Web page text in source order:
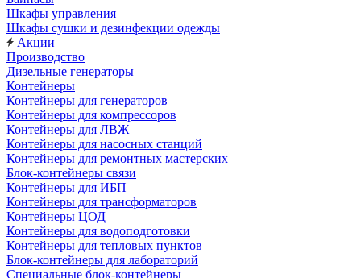
Шкафы управления
Шкафы сушки и дезинфекции одежды
Акции
Производство
Дизельные генераторы
Контейнеры
Контейнеры для генераторов
Контейнеры для компрессоров
Контейнеры для ЛВЖ
Контейнеры для насосных станций
Контейнеры для ремонтных мастерских
Блок-контейнеры связи
Контейнеры для ИБП
Контейнеры для трансформаторов
Контейнеры ЦОД
Контейнеры для водоподготовки
Контейнеры для тепловых пунктов
Блок-контейнеры для лабораторий
Специальные блок-контейнеры